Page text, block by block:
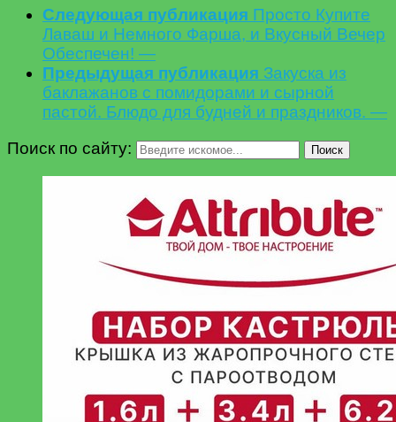
Следующая публикация Просто Купите
Лаваш и Немного Фарша, и Вкусный Вечер
Обеспечен! —
Предыдущая публикация Закуска из
баклажанов с помидорами и сырной
пастой. Блюдо для будней и праздников. —
Поиск по сайту:
Поиск